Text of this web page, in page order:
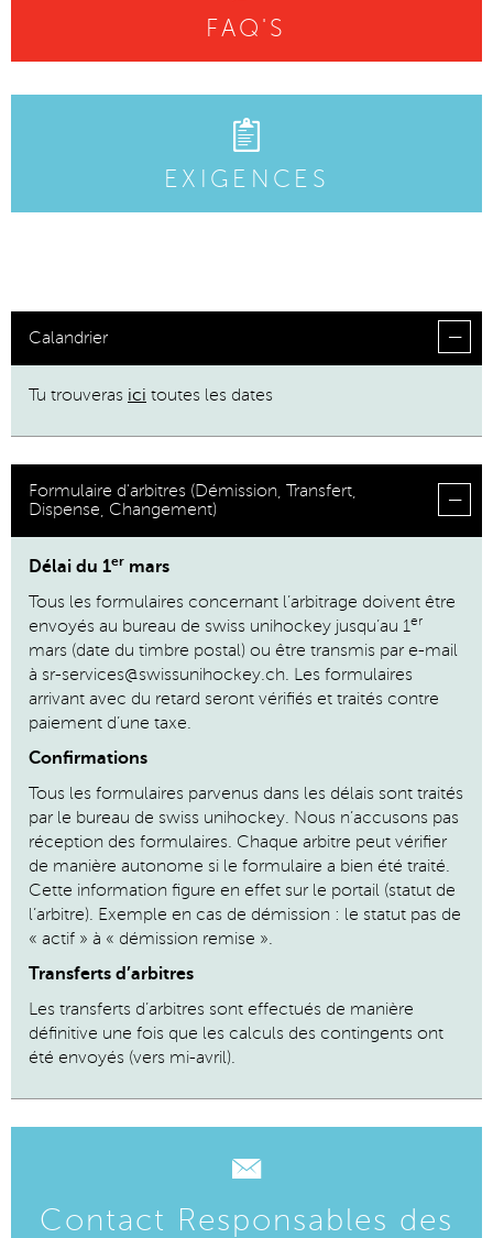
FAQ'S
EXIGENCES
Calandrier
Tu trouveras ici toutes les dates
Formulaire d'arbitres (Démission, Transfert,
Dispense, Changement)
Délai du 1er mars
Tous les formulaires concernant l’arbitrage doivent être
envoyés au bureau de swiss unihockey jusqu’au 1er
mars (date du timbre postal) ou être transmis par e-mail
à sr-services@swissunihockey.ch. Les formulaires
arrivant avec du retard seront vérifiés et traités contre
paiement d’une taxe.
Confirmations
Tous les formulaires parvenus dans les délais sont traités
par le bureau de swiss unihockey. Nous n’accusons pas
réception des formulaires. Chaque arbitre peut vérifier
de manière autonome si le formulaire a bien été traité.
Cette information figure en effet sur le portail (statut de
l’arbitre). Exemple en cas de démission : le statut pas de
« actif » à « démission remise ».
Transferts d’arbitres
Les transferts d’arbitres sont effectués de manière
définitive une fois que les calculs des contingents ont
été envoyés (vers mi-avril).
Contact Responsables des